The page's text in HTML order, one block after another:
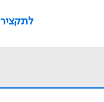
לתקציר